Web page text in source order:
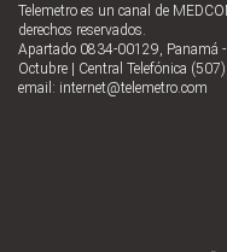
Telemetro es un canal de
derechos reservados.
Apartado 0834-00129, Panamá
Octubre | Central Telefónica
email: internet@telemetro.com